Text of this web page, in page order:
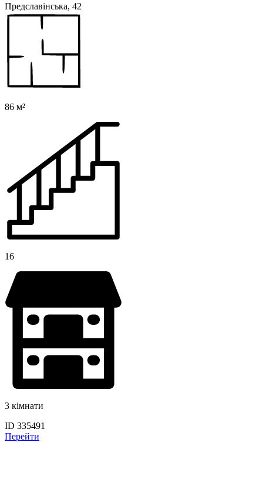
Предславінська, 42
86 м²
16
3 кімнати
ID 335491
Перейти